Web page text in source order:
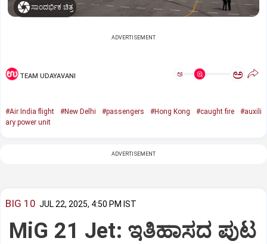
ಸಾಂದರ್ಭಿಕ ಚಿತ್ರ
ADVERTISEMENT
TEAM UDAYAVANI ಅ ಅ
#Air India flight #New Delhi #passengers #Hong Kong #caught fire
#auxili
ary power unit
ADVERTISEMENT
BIG 10 JUL 22, 2025, 4:50 PM IST
MiG 21 Jet: ಇತಿಹಾಸದ ಪುಟ